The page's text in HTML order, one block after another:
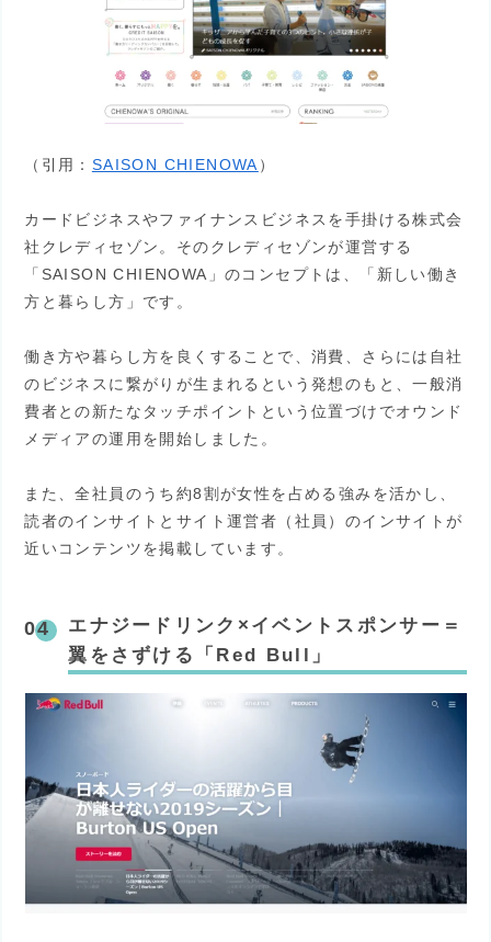
（引用： SAISON CHIENOWA ）
カードビジネスやファイナンスビジネスを手掛ける株式会
社クレディセゾン。そのクレディセゾンが運営する
「SAISON CHIENOWA」のコンセプトは、「新しい働き
方と暮らし方」です。
働き方や暮らし方を良くすることで、消費、さらには自社
のビジネスに繋がりが生まれるという発想のもと、一般消
費者との新たなタッチポイントという位置づけでオウンド
メディアの運用を開始しました。
また、全社員のうち約8割が女性を占める強みを活かし、
読者のインサイトとサイト運営者（社員）のインサイトが
近いコンテンツを掲載しています。
エナジードリンク×イベントスポンサー＝
翼をさずける「Red Bull」